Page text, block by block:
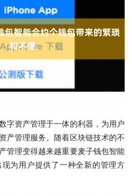
字资产管理于一体的利器，为用户
产管理服务。随着区块链技术的不
管理变得越来越重要麦子钱包智能
为用户提供了一种全新的管理方